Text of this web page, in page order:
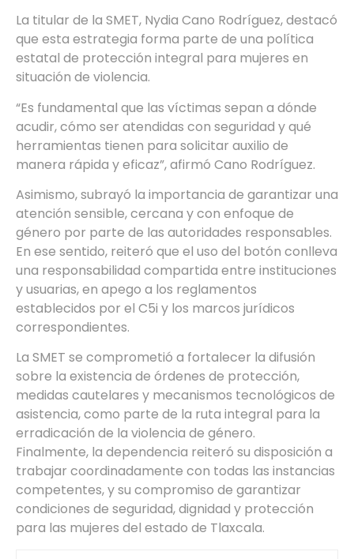
La titular de la SMET, Nydia Cano Rodríguez, destacó
que esta estrategia forma parte de una política
estatal de protección integral para mujeres en
situación de violencia.
“Es fundamental que las víctimas sepan a dónde
acudir, cómo ser atendidas con seguridad y qué
herramientas tienen para solicitar auxilio de
manera rápida y eficaz”, afirmó Cano Rodríguez.
Asimismo, subrayó la importancia de garantizar una
atención sensible, cercana y con enfoque de
género por parte de las autoridades responsables.
En ese sentido, reiteró que el uso del botón conlleva
una responsabilidad compartida entre instituciones
y usuarias, en apego a los reglamentos
establecidos por el C5i y los marcos jurídicos
correspondientes.
La SMET se comprometió a fortalecer la difusión
sobre la existencia de órdenes de protección,
medidas cautelares y mecanismos tecnológicos de
asistencia, como parte de la ruta integral para la
erradicación de la violencia de género.
Finalmente, la dependencia reiteró su disposición a
trabajar coordinadamente con todas las instancias
competentes, y su compromiso de garantizar
condiciones de seguridad, dignidad y protección
para las mujeres del estado de Tlaxcala.